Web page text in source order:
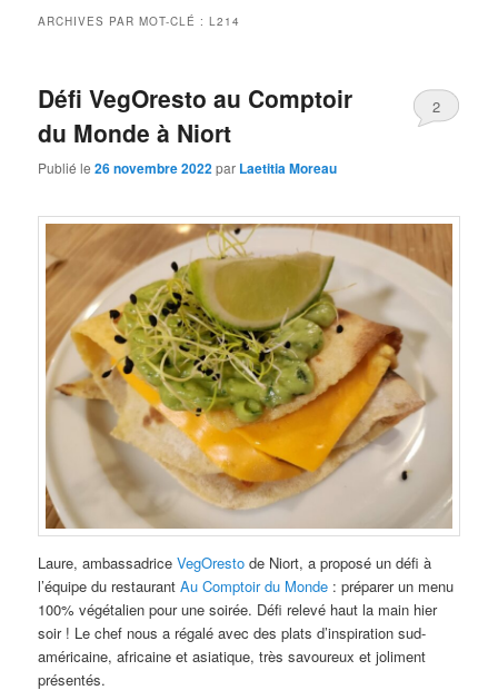
ARCHIVES PAR MOT-CLÉ :L214
Défi VegOresto au Comptoir
du Monde à Niort
Publié le26 novembre 2022par Laetitia Moreau
2
Laure, ambassadriceVegOresto de Niort, a proposé un défi à
l’équipe du restaurantAu Comptoir du Monde : préparer un menu
100% végétalien pour une soirée. Défi relevé haut la main hier
soir ! Le chef nous a régalé avec des plats d’inspiration sud-
américaine, africaine et asiatique, très savoureux et joliment
présentés.